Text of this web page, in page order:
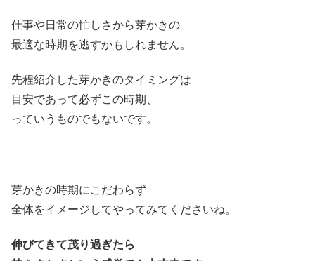
仕事や日常の忙しさから芽かきの
最適な時期を逃すかもしれません。
先程紹介した芽かきのタイミングは
目安であって必ずこの時期、
っていうものでもないです。
芽かきの時期にこだわらず
全体をイメージしてやってみてくださいね。
伸びてきて茂り過ぎたら